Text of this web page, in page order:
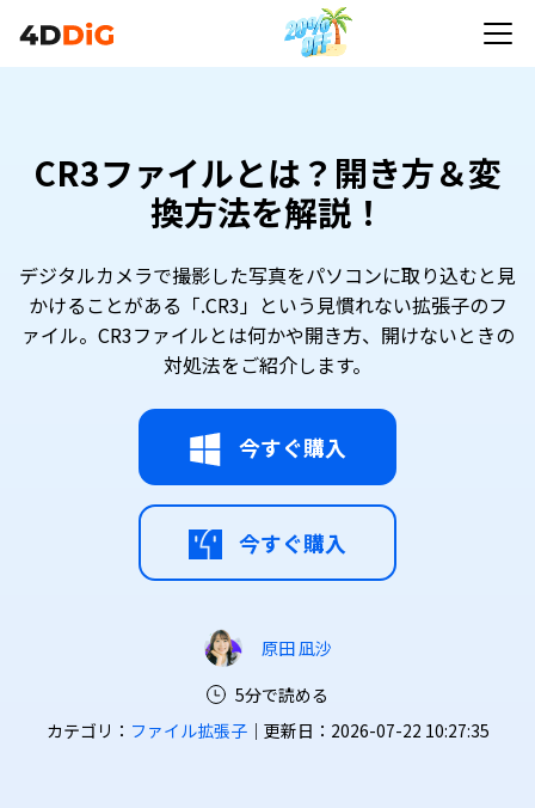
CR3ファイルとは？開き方＆変
換方法を解説！
デジタルカメラで撮影した写真をパソコンに取り込むと見
かけることがある「.CR3」という見慣れない拡張子のフ
ァイル。CR3ファイルとは何かや開き方、開けないときの
対処法をご紹介します。
今すぐ購入
今すぐ購入
原田 凪沙
5分で読める
カテゴリ： ファイル拡張子｜更新日：2026-07-22 10:27:35